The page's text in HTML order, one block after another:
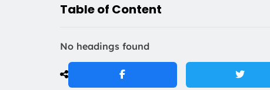
Table of Content
No headings found